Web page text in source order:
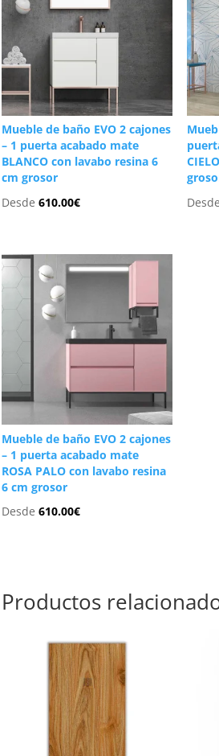
Mueble de baño EVO 2 cajones
– 1 puerta acabado mate
BLANCO con lavabo resina 6
cm grosor
Desde610.00€
Desde
Mueble de baño EVO 2 cajones
– 1 puerta acabado mate
ROSA PALO con lavabo resina
6 cm grosor
Desde610.00€
Productos